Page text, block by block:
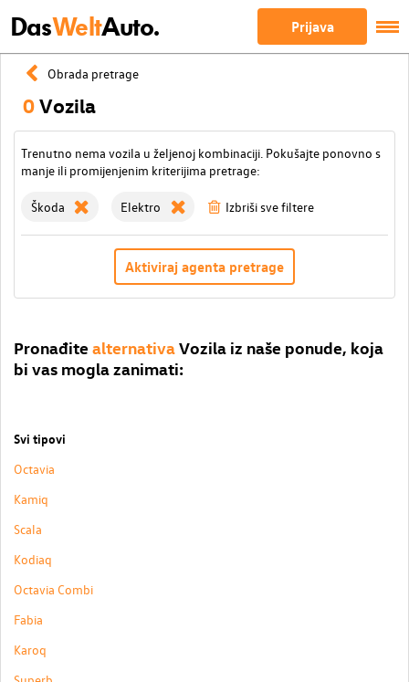
DasWeltAuto. Prijava
Obrada pretrage
0Vozila
Trenutno nema vozila u željenoj kombinaciji. Pokušajte ponovno s
manje ili promijenjenim kriterijima pretrage:
Škoda Elektro Izbriši sve filtere
Aktiviraj agenta pretrage
Pronađite alternativaVozila iz naše ponude, koja
bi vas mogla zanimati:
Svi tipovi
Octavia
Kamiq
Scala
Kodiaq
Octavia Combi
Fabia
Karoq